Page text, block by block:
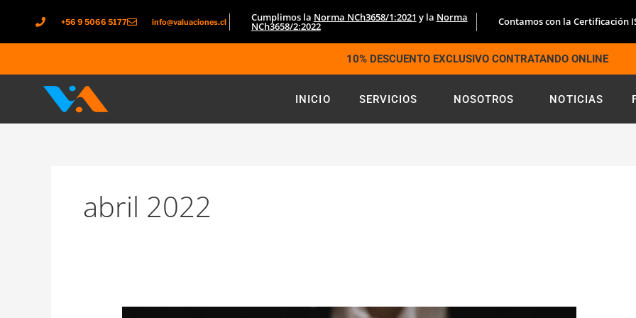
contenido
+56 9 5066 5177 info@valuaciones.cl Cumplimos la Norma NCh3658/1:2021 y la Norma
NCh3658/2:2022 Contamos con la Certificación
10% DESCUENTO EXCLUSIVO CONTRATANDO ONLINE
INICIO SERVICIOS NOSOTROS NOTICIAS
abril 2022